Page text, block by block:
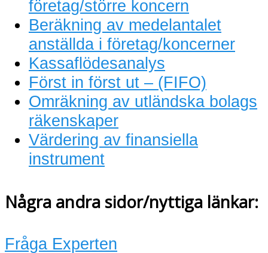
företag/större koncern
Beräkning av medelantalet
anställda i företag/koncerner
Kassaflödesanalys
Först in först ut – (FIFO)
Omräkning av utländska bolags
räkenskaper
Värdering av finansiella
instrument
Några andra sidor/nyttiga länkar:
Fråga Experten